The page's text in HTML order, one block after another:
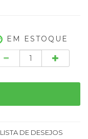
EM ESTOQUE
LISTA DE DESEJOS